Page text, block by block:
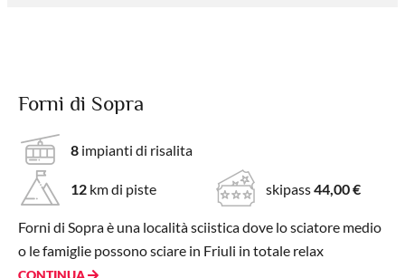
Forni di Sopra
8 impianti di risalita
12 km di piste skipass44,00 €
Forni di Sopra è una località sciistica dove lo sciatore medio
o le famiglie possono sciare in Friuli in totale relax
CONTINUA